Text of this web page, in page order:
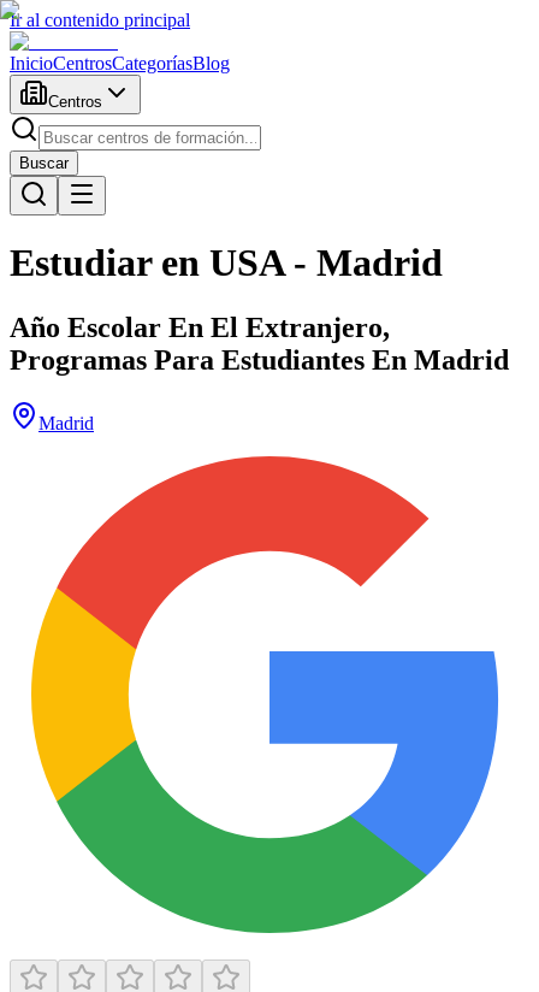
Ir al contenido principal
InicioCentrosCategoríasBlog
Centros
Buscar
Estudiar en USA - Madrid
Año Escolar En El Extranjero,
Programas Para Estudiantes En Madrid
Madrid